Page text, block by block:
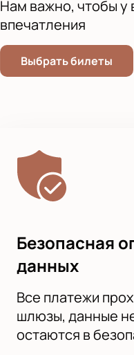
Нам важно, чтобы у
впечатления
Выбрать билеты
Безопасная
данных
Все платежи
шлюзы, данные
остаются в